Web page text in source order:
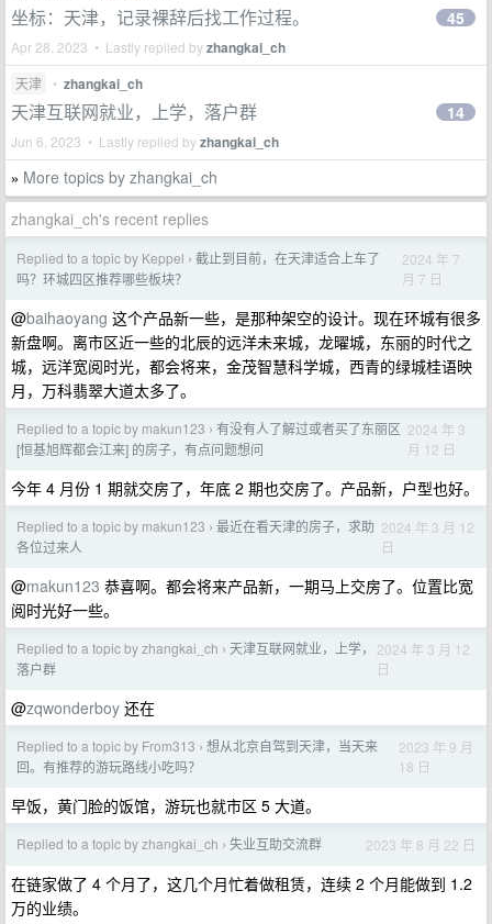
坐标：天津，记录裸辞后找工作过程。
Apr 28, 2023 • Lastly replied byzhangkai_ch
45
天津 • zhangkai_ch
天津互联网就业，上学，落户群
Jun 6, 2023 • Lastly replied byzhangkai_ch
14
» More topics by zhangkai_ch
zhangkai_ch's recent replies
Replied to a topic by Keppel › 截止到目前，在天津适合上车了
吗？环城四区推荐哪些板块？
2024 年 7
月 7 日
@baihaoyang 这个产品新一些，是那种架空的设计。现在环城有很多
新盘啊。离市区近一些的北辰的远洋未来城，龙曜城，东丽的时代之
城，远洋宽阅时光，都会将来，金茂智慧科学城，西青的绿城桂语映
月，万科翡翠大道太多了。
Replied to a topic by makun123 › 有没有人了解过或者买了东丽区
[恒基旭辉都会江来] 的房子，有点问题想问
2024 年 3
月 12 日
今年 4 月份 1 期就交房了，年底 2 期也交房了。产品新，户型也好。
Replied to a topic by makun123 › 最近在看天津的房子，求助
各位过来人
2024 年 3 月 12
日
@makun123 恭喜啊。都会将来产品新，一期马上交房了。位置比宽
阅时光好一些。
Replied to a topic by zhangkai_ch › 天津互联网就业，上学，
落户群
2024 年 3 月 12
日
@zqwonderboy 还在
Replied to a topic by From313 › 想从北京自驾到天津，当天来
回。有推荐的游玩路线小吃吗？
2023 年 9 月
18 日
早饭，黄门脸的饭馆，游玩也就市区 5 大道。
Replied to a topic by zhangkai_ch › 失业互助交流群 2023 年 8 月 22 日
在链家做了 4 个月了，这几个月忙着做租赁，连续 2 个月能做到 1.2
万的业绩。